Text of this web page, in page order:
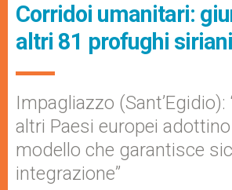
Corridoi umanitari:
altri 81 profughi siriani
Impagliazzo (Sant’Egidio):
altri Paesi europei
modello che garantisce
integrazione”